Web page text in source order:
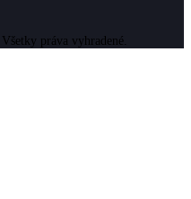
. Všetky práva vyhradené.